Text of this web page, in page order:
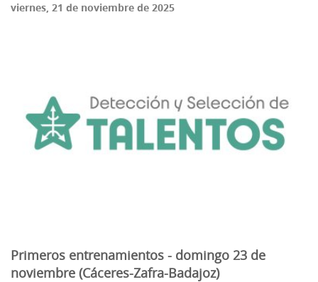
viernes, 21 de noviembre de 2025
Primeros entrenamientos - domingo 23 de
noviembre (Cáceres-Zafra-Badajoz)